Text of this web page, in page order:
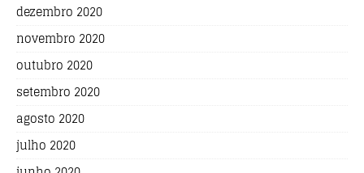
dezembro 2020
novembro 2020
outubro 2020
setembro 2020
agosto 2020
julho 2020